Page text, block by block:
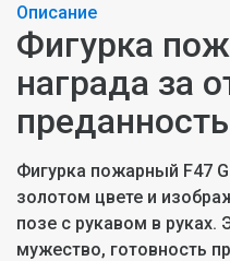
Описание
Фигурка
награда за
Фигурка пожарный F47
золотом цвете и
позе с рукавом в руках.
мужество, готовность